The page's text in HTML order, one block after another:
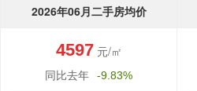
2026年06月二手房均价
4597 元/㎡
同比去年
-9.83%